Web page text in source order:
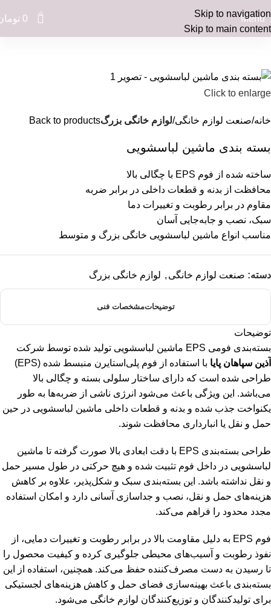
Skip to navigation
Skip to main content
Menu
0
0
Click to enlarge
خانه صنعت لوازم خانگی لوازم خانگی بزرگBack to products
بسته بندی ماشین لباسشویی
ساخته شده از فوم EPS با چگالی بالا
محافظت از بدنه و قطعات داخلی در برابر ضربه
مقاوم در برابر رطوبت و تغییرات دما
سبک، نصب و جابه‌جایی آسان
مناسب انواع ماشین لباسشویی خانگی بزرگ و متوسط
دسته: صنعت لوازم خانگی , لوازم خانگی بزرگ
توضیحاتمشخصات فنی
توضیحات
بسته‌بندی فومی EPS ماشین لباسشویی تولید شده توسط شرکت
آذین سپاهان پایا
با استفاده از فوم پلی‌استایرن منبسط شده (EPS)
طراحی شده است که دارای ساختار سلولی بسته و چگالی بالا
می‌باشد. این ویژگی باعث می‌شود انرژی ناشی از ضربه‌ها به طور
یکنواخت جذب شده و بدنه و قطعات داخلی ماشین لباسشویی در حین
حمل و نقل یا انبارداری محافظت شوند.
طراحی بسته‌بندی EPS با دقت ابعادی بالا صورت گرفته تا ماشین
لباسشویی در داخل فوم تثبیت شده و هیچ حرکتی در طول مسیر حمل
و نقل نداشته باشد. این بسته‌بندی سبک و شکل‌پذیر، علاوه بر کاهش
هزینه‌های حمل و نقل، نصب و جداسازی آسانی دارد و امکان استفاده
مجدد محدود را فراهم می‌کند.
فوم EPS به دلیل مقاومت بالا در برابر رطوبت و تغییرات دمایی، از
نفوذ رطوبت و آسیب‌های محیطی جلوگیری کرده و کیفیت محصول را
تا رسیدن به دست مصرف‌کننده حفظ می‌کند. همچنین، استفاده از این
بسته‌بندی باعث بهینه‌سازی فضای حمل و کاهش هزینه‌های لجستیکی
برای تولیدکنندگان و توزیع‌کنندگان لوازم خانگی می‌شود.